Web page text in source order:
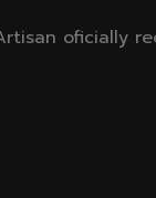
oficially